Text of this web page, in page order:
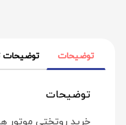
توضیحات توضیحات
توضیحات
خرید روتختی موتور